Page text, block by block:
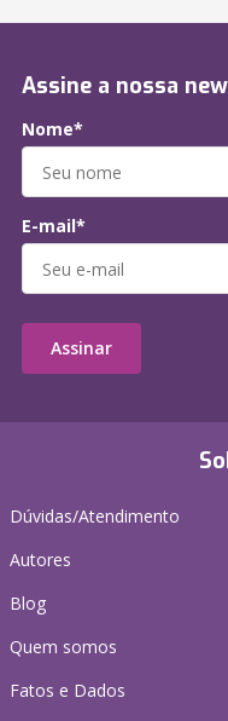
Dúvidas/Atendimento
Autores
Blog
Quem somos
Fatos e Dados
Assine a nossa
Nome*
E-mail*
Assinar